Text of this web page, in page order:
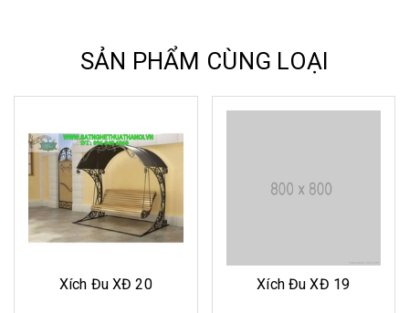
SẢN PHẨM CÙNG LOẠI
Xích Đu XĐ 19 Xích Đu XĐ 18